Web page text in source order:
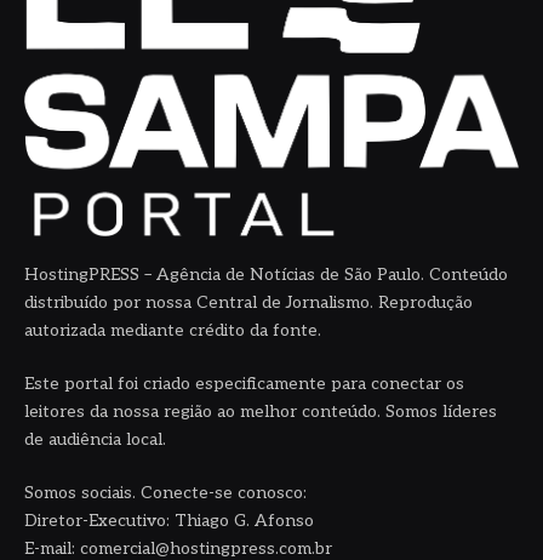
HostingPRESS – Agência de Notícias de São Paulo. Conteúdo
distribuído por nossa Central de Jornalismo. Reprodução
autorizada mediante crédito da fonte.
Este portal foi criado especificamente para conectar os
leitores da nossa região ao melhor conteúdo. Somos líderes
de audiência local.
Somos sociais. Conecte-se conosco:
Diretor-Executivo: Thiago G. Afonso
E-mail: comercial@hostingpress.com.br